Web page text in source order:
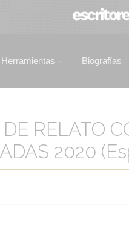
Herramientas Biografías
RELATO
2020